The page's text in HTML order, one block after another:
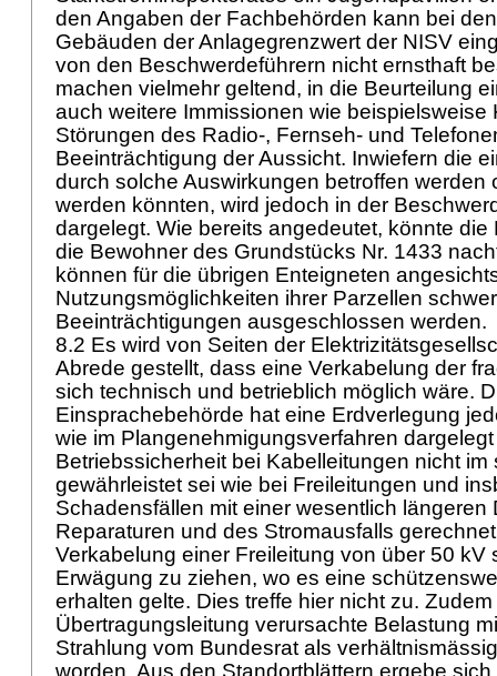
den Angaben der Fachbehörden kann bei
Gebäuden der Anlagegrenzwert der NISV
von den Beschwerdeführern nicht ernsthaft
machen vielmehr geltend, in die Beurteilung
auch weitere Immissionen wie beispielsweise
Störungen des Radio-, Fernseh- und
Beeinträchtigung der Aussicht. Inwiefern die
durch solche Auswirkungen betroffen werden
werden könnten, wird jedoch in der
dargelegt. Wie bereits angedeutet, könnte die
die Bewohner des Grundstücks Nr. 1433
können für die übrigen Enteigneten
Nutzungsmöglichkeiten ihrer Parzellen
Beeinträchtigungen ausgeschlossen werden.
8.2 Es wird von Seiten der
Abrede gestellt, dass eine Verkabelung der
sich technisch und betrieblich möglich wäre.
Einsprachebehörde hat eine Erdverlegung
wie im Plangenehmigungsverfahren
Betriebssicherheit bei Kabelleitungen nicht im
gewährleistet sei wie bei Freileitungen und
Schadensfällen mit einer wesentlich längeren
Reparaturen und des Stromausfalls
Verkabelung einer Freileitung von über 50 kV
Erwägung zu ziehen, wo es eine
erhalten gelte. Dies treffe hier nicht zu.
Übertragungsleitung verursachte Belastung
Strahlung vom Bundesrat als
worden. Aus den Standortblättern ergebe